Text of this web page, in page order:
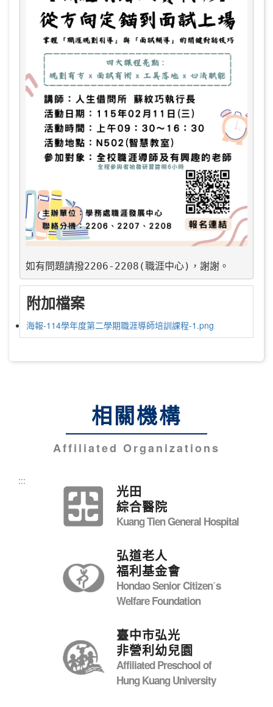
附加檔案
海報-114學年度第二學期職涯導師培訓課程-1.png
相關機構
Affiliated Organizations
:::
光田
綜合醫院
Kuang Tien General Hospital
弘道老人
福利基金會
Hondao Senior Citizenˊs
Welfare Foundation
臺中市弘光
非營利幼兒園
Affiliated Preschool of
Hung Kuang University